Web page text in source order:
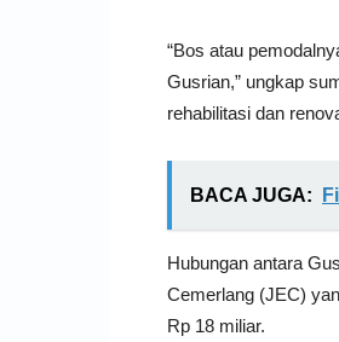
“Bos atau
Gusrian,” ungkap
rehabilitasi dan
BACA JUGA:
Hubungan antara
Cemerlang (JEC)
Rp 18 miliar.